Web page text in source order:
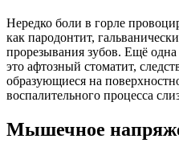
Нередко боли в горле
как пародонтит,
прорезывания зубов. Ещё
это афтозный стоматит,
образующиеся на
воспалительного процесса
Мышечное